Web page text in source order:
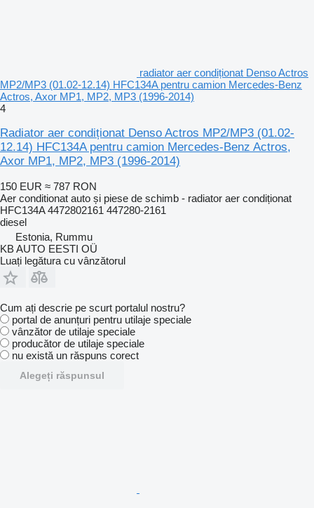
radiator aer condiționat Denso Actros
MP2/MP3 (01.02-12.14) HFC134A pentru camion Mercedes-Benz
Actros, Axor MP1, MP2, MP3 (1996-2014)
4
Radiator aer condiționat Denso Actros MP2/MP3 (01.02-
12.14) HFC134A pentru camion Mercedes-Benz Actros,
Axor MP1, MP2, MP3 (1996-2014)
150 EUR ≈ 787 RON
Aer conditionat auto și piese de schimb - radiator aer condiționat
HFC134A 4472802161 447280-2161
diesel
Estonia, Rummu
KB AUTO EESTI OÜ
Luați legătura cu vânzătorul
Cum ați descrie pe scurt portalul nostru?
portal de anunțuri pentru utilaje speciale
vânzător de utilaje speciale
producător de utilaje speciale
nu există un răspuns corect
Alegeți răspunsul